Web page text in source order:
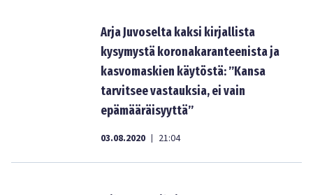
Arja Juvoselta kaksi kirjallista
kysymystä koronakaranteenista ja
kasvomaskien käytöstä: ”Kansa
tarvitsee vastauksia, ei vain
epämääräisyyttä”
03.08.2020 | 21:04